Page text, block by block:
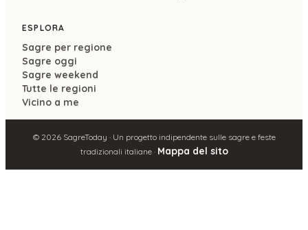
ESPLORA
Sagre per regione
Sagre oggi
Sagre weekend
Tutte le regioni
Vicino a me
© 2026SagreToday · Un progetto indipendente sulle sagre e feste
tradizionali italiane · Mappa del sito